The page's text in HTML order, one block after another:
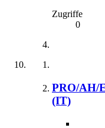
Zugriffe
0
PRO/AH/
(IT)